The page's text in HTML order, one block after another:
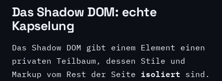
Das Shadow DOM: echte
Kapselung
Das Shadow DOM gibt einem Element einen
privaten Teilbaum, dessen Stile und
Markup vom Rest der Seite isoliert sind.